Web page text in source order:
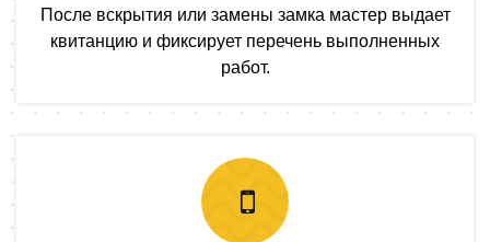
После вскрытия или замены замка мастер выдает
квитанцию и фиксирует перечень выполненных
работ.